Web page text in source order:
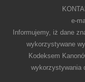
e-
Informujemy, iż dane
wykorzystywane
Kodeksem
wykorzystywania